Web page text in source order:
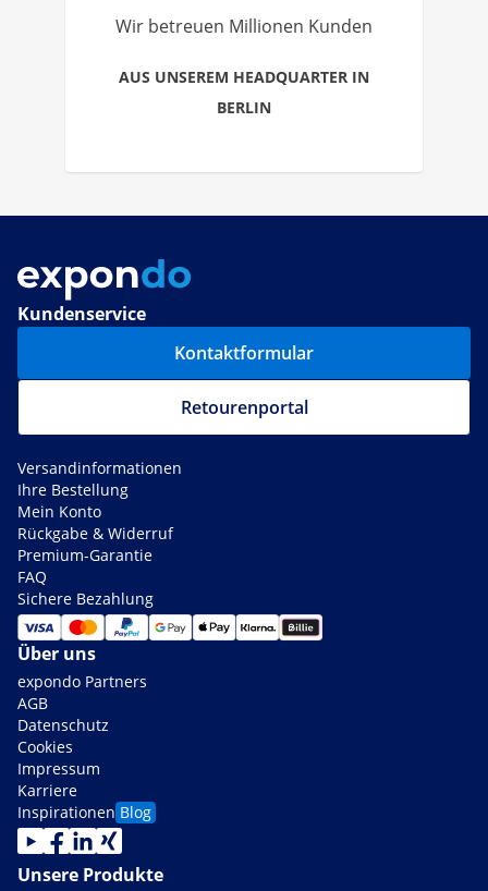
Wir betreuen Millionen Kunden
AUS UNSEREM HEADQUARTER IN
BERLIN
Kundenservice
Kontaktformular
Retourenportal
Versandinformationen
Ihre Bestellung
Mein Konto
Rückgabe & Widerruf
Premium-Garantie
FAQ
Sichere Bezahlung
Über uns
expondo Partners
AGB
Datenschutz
Cookies
Impressum
Karriere
Inspirationen Blog
Unsere Produkte